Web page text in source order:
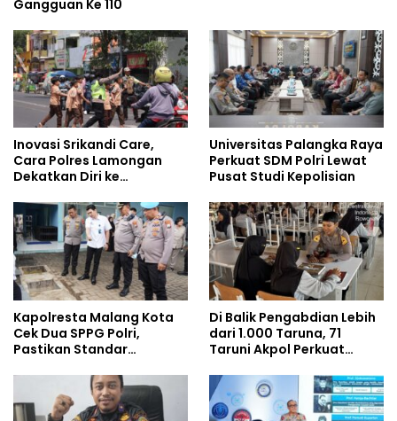
Gangguan Ke 110
Inovasi Srikandi Care,
Cara Polres Lamongan
Dekatkan Diri ke
Universitas Palangka Raya
Perkuat SDM Polri Lewat
Pusat Studi Kepolisian
Kapolresta Malang Kota
Cek Dua SPPG Polri,
Pastikan Standar
Pengelolaan Limbah
Berjalan Optimal
Di Balik Pengabdian Lebih
dari 1.000 Taruna, 71
Taruni Akpol Perkuat
Siswa Sekolah Rakyat